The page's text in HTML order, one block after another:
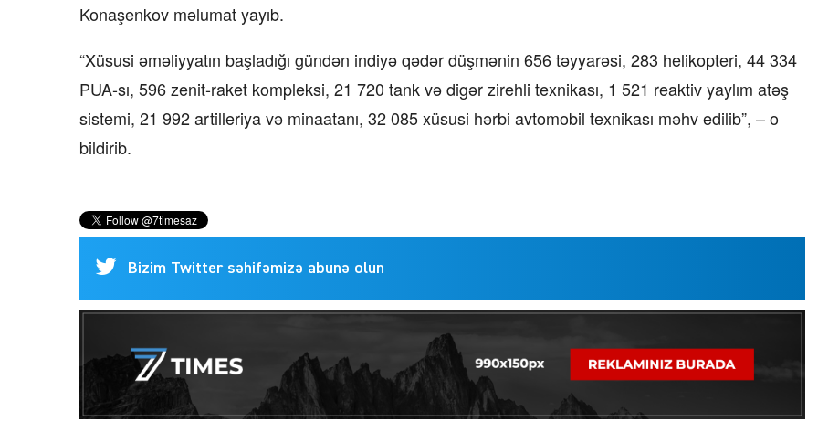
Konaşenkov məlumat yayıb.
“Xüsusi əməliyyatın başladığı gündən indiyə qədər düşmənin 656 təyyarəsi, 283 helikopteri, 44 334
PUA-sı, 596 zenit-raket kompleksi, 21 720 tank və digər zirehli texnikası, 1 521 reaktiv yaylım atəş
sistemi, 21 992 artilleriya və minaatanı, 32 085 xüsusi hərbi avtomobil texnikası məhv edilib”, – o
bildirib.
Bizim Twitter səhifəmizə abunə olun